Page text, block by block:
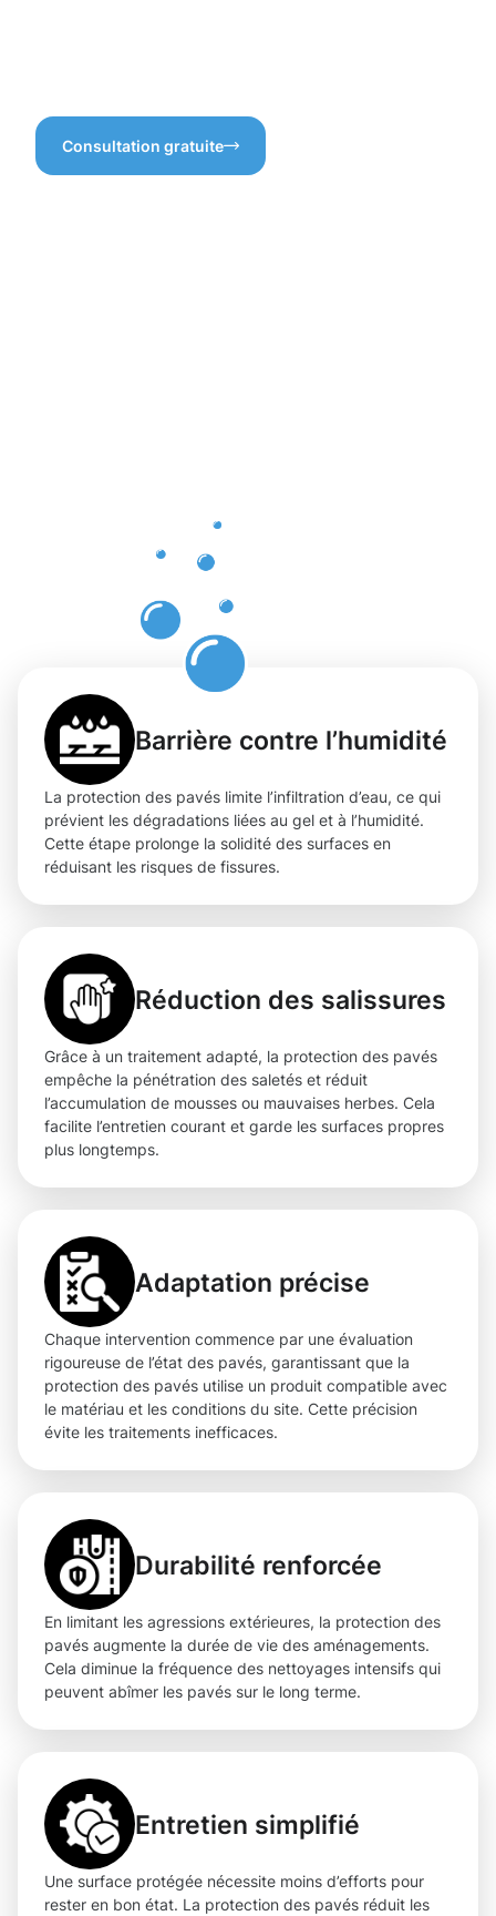
Consultation gratuite
Barrière contre l’humidité
La protection des pavés limite l’infiltration d’eau, ce qui
prévient les dégradations liées au gel et à l’humidité.
Cette étape prolonge la solidité des surfaces en
réduisant les risques de fissures.
Réduction des salissures
Grâce à un traitement adapté, la protection des pavés
empêche la pénétration des saletés et réduit
l’accumulation de mousses ou mauvaises herbes. Cela
facilite l’entretien courant et garde les surfaces propres
plus longtemps.
Adaptation précise
Chaque intervention commence par une évaluation
rigoureuse de l’état des pavés, garantissant que la
protection des pavés utilise un produit compatible avec
le matériau et les conditions du site. Cette précision
évite les traitements inefficaces.
Durabilité renforcée
En limitant les agressions extérieures, la protection des
pavés augmente la durée de vie des aménagements.
Cela diminue la fréquence des nettoyages intensifs qui
peuvent abîmer les pavés sur le long terme.
Entretien simplifié
Une surface protégée nécessite moins d’efforts pour
rester en bon état. La protection des pavés réduit les